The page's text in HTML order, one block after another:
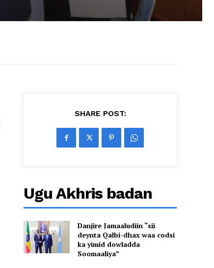
SHARE POST:
Ugu Akhris badan
Danjire Jamaaludiin “sii
deynta Qalbi-dhax waa codsi
ka yimid dowladda
Soomaaliya”